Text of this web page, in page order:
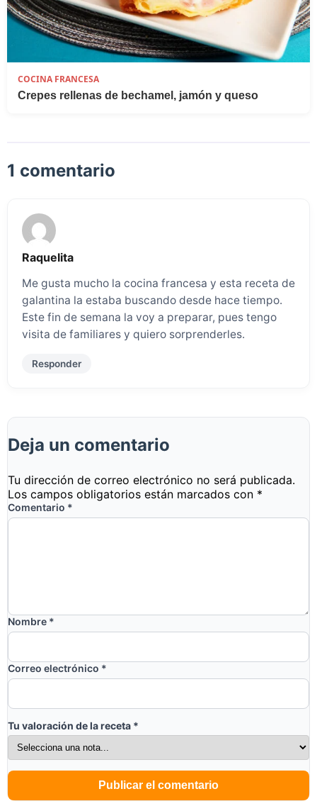
COCINA FRANCESA
Crepes rellenas de bechamel, jamón y queso
1 comentario
Raquelita
Me gusta mucho la cocina francesa y esta receta de
galantina la estaba buscando desde hace tiempo.
Este fin de semana la voy a preparar, pues tengo
visita de familiares y quiero sorprenderles.
Responder
Deja un comentario
Tu dirección de correo electrónico no será publicada.
Los campos obligatorios están marcados con *
Comentario *
Nombre *
Correo electrónico *
Tu valoración de la receta *